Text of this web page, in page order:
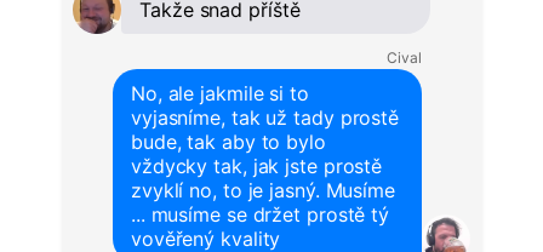
Takže snad příště
Cival
No, ale jakmile si to
vyjasníme, tak už tady prostě
bude, tak aby to bylo
vždycky tak, jak jste prostě
zvyklí no, to je jasný. Musíme
... musíme se držet prostě tý
vověřený kvality